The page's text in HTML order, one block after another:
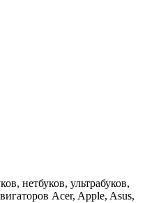
нетбуков, ультрабуков,
Acer, Apple, Asus,